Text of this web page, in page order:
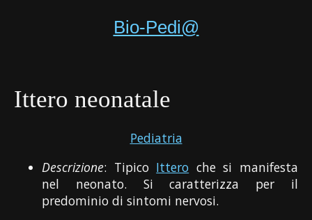
Bio-Pedi@
Ittero neonatale
Pediatria
Descrizione: Tipico Ittero che si manifesta
nel neonato. Si caratterizza per il
predominio di sintomi nervosi.